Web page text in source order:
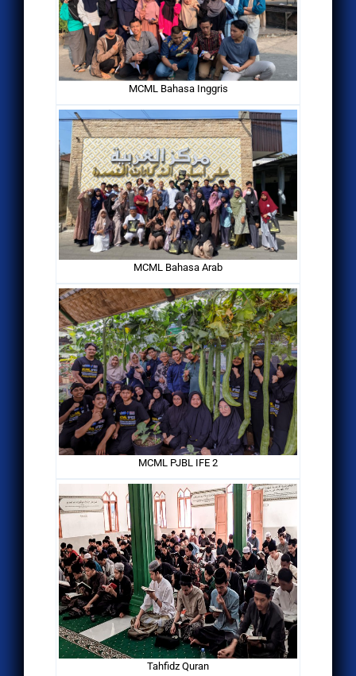
MCML Bahasa Inggris
MCML Bahasa Arab
MCML PJBL IFE 2
Tahfidz Quran